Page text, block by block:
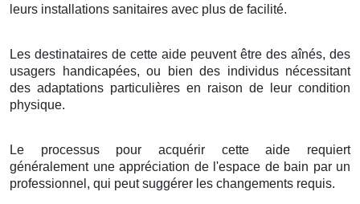
leurs installations sanitaires avec plus de facilité.
Les destinataires de cette aide peuvent être des aînés, des
usagers handicapées, ou bien des individus nécessitant
des adaptations particulières en raison de leur condition
physique.
Le processus pour acquérir cette aide requiert
généralement une appréciation de l'espace de bain par un
professionnel, qui peut suggérer les changements requis.